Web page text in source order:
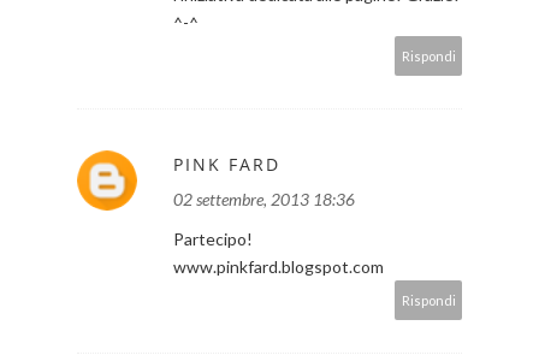
^-^
Rispondi
PINK FARD
02 settembre, 2013 18:36
Partecipo!
www.pinkfard.blogspot.com
Rispondi